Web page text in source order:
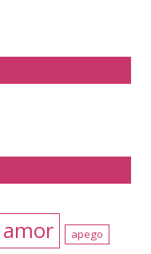
amor apego